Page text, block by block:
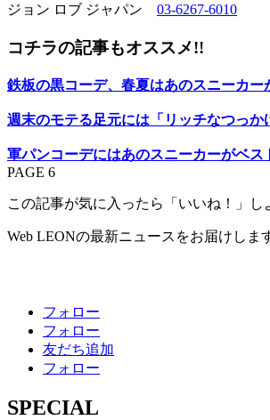
ジョン ロブ ジャパン 03-6267-6010
コチラの記事もオススメ!!
鉄板の黒コーデ、春夏はあのスニーカー
週末のモテる足元には「リッチなつっか
軍パンコーデにはあのスニーカーがベス
PAGE 6
この記事が気に入ったら「いいね！」し
Web LEONの最新ニュースをお届けしま
フォロー
フォロー
友だち追加
フォロー
SPECIAL